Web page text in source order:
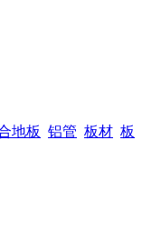
地板 铝管 板材 板